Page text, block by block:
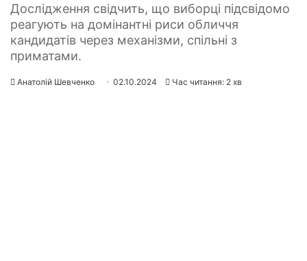
Дослідження свідчить, що виборці підсвідомо
реагують на домінантні риси обличчя
кандидатів через механізми, спільні з
приматами.
Анатолій Шевченко 02.10.2024 Час читання: 2 хв